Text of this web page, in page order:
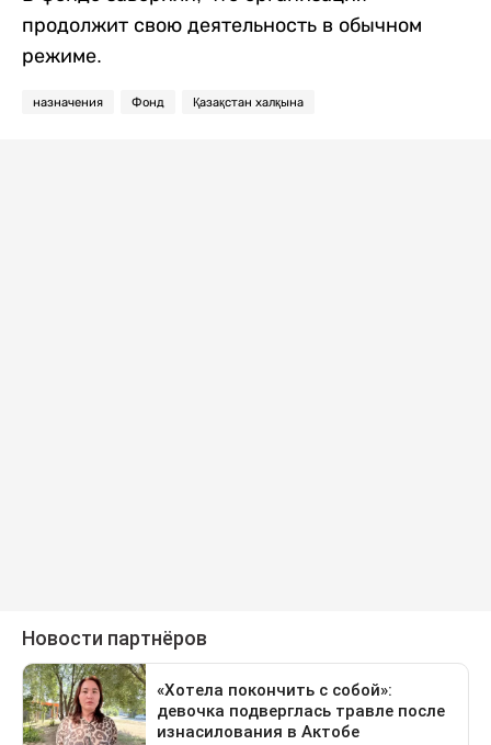
продолжит свою деятельность в обычном
режиме.
назначения Фонд Қазақстан халқына